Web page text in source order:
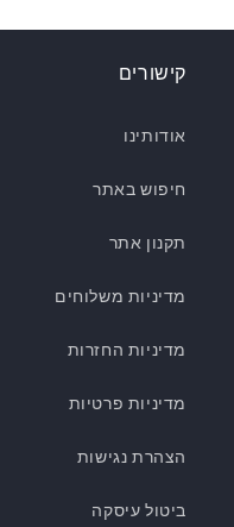
קישורים
אודותינו
חיפוש באתר
תקנון אתר
מדיניות משלוחים
מדיניות החזרות
מדיניות פרטיות
הצהרת נגישות
ביטול עיסקה